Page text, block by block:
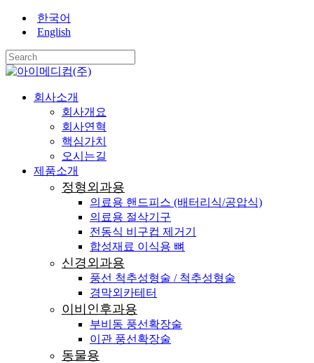
Skip
content
한국어
English
Close
search
Menu
회사소개
회사개요
회사연혁
핵심가치
오시는길
제품소개
정형외과용
의료용 핸드피스 (배터리식/공압식)
의료용 절삭기구
전동식 비구컵 제거기
합성재료 이식용 뼈
신경외과용
풍선 척추성형술 / 척추성형술
경막외카테터
이비인후과용
부비동 풍선확장술
이관 풍선확장술
동물용